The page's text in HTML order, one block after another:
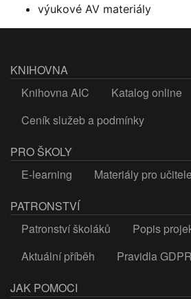
výukové AV materiály
KNIHOVNA
Knihovna AIC
Katalog online
Ceník služeb a podmínky
PRO ŠKOLY
E-learning
Materiály pro učitele
PATRONSTVÍ
Patronství školáků
Popis
Aktuální příběh
Pravidla GDPR
JAK POMOCI